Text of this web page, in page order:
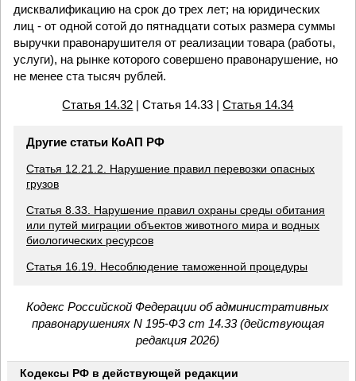
дисквалификацию на срок до трех лет; на юридических
лиц - от одной сотой до пятнадцати сотых размера суммы
выручки правонарушителя от реализации товара (работы,
услуги), на рынке которого совершено правонарушение, но
не менее ста тысяч рублей.
Статья 14.32 | Статья 14.33 |Статья 14.34
Другие статьи КоАП РФ
Статья 12.21.2. Нарушение правил перевозки опасных
грузов
Статья 8.33. Нарушение правил охраны среды обитания
или путей миграции объектов животного мира и водных
биологических ресурсов
Статья 16.19. Несоблюдение таможенной процедуры
Кодекс Российской Федерации об административных
правонарушениях N 195-ФЗ ст 14.33 (действующая
редакция 2026)
Кодексы РФ в действующей редакции